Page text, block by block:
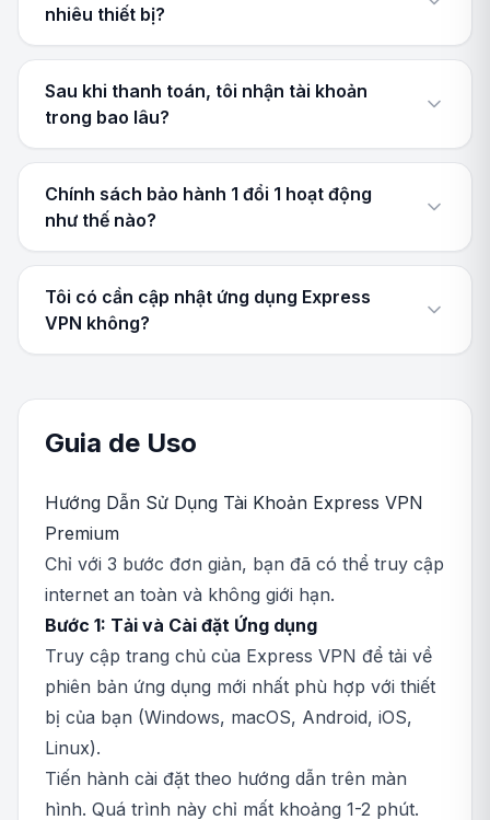
nhiêu thiết bị?
Sau khi thanh toán, tôi nhận tài khoản
trong bao lâu?
Chính sách bảo hành 1 đổi 1 hoạt động
như thế nào?
Tôi có cần cập nhật ứng dụng Express
VPN không?
Guia de Uso
Hướng Dẫn Sử Dụng Tài Khoản Express VPN
Premium
Chỉ với 3 bước đơn giản, bạn đã có thể truy cập
internet an toàn và không giới hạn.
Bước 1: Tải và Cài đặt Ứng dụng
Truy cập trang chủ của Express VPN để tải về
phiên bản ứng dụng mới nhất phù hợp với thiết
bị của bạn (Windows, macOS, Android, iOS,
Linux).
Tiến hành cài đặt theo hướng dẫn trên màn
hình. Quá trình này chỉ mất khoảng 1-2 phút.